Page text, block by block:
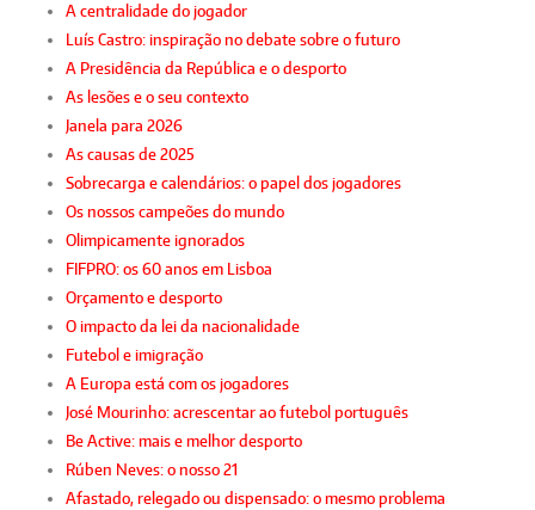
A centralidade do jogador
Luís Castro: inspiração no debate sobre o futuro
A Presidência da República e o desporto
As lesões e o seu contexto
Janela para 2026
As causas de 2025
Sobrecarga e calendários: o papel dos jogadores
Os nossos campeões do mundo
Olimpicamente ignorados
FIFPRO: os 60 anos em Lisboa
Orçamento e desporto
O impacto da lei da nacionalidade
Futebol e imigração
A Europa está com os jogadores
José Mourinho: acrescentar ao futebol português
Be Active: mais e melhor desporto
Rúben Neves: o nosso 21
Afastado, relegado ou dispensado: o mesmo problema